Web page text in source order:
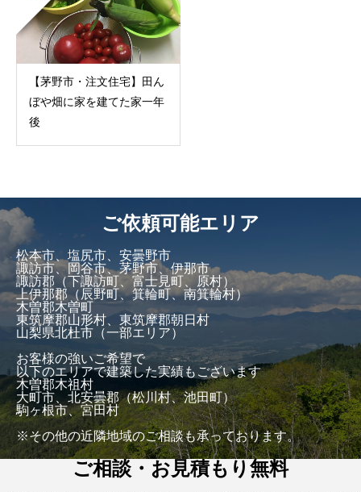
【茅野市・注文住宅】田ん
ぼや畑に家を建てた家一年
後
ご依頼可能エリア
松本市、塩尻市、安曇野市
諏訪市、岡谷市、茅野市、伊那市
諏訪郡（下諏訪町、富士見町、原村）
上伊那郡（辰野町、箕輪町、南箕輪村）
木曽郡木曽町
東筑摩郡山形村、東筑摩郡朝日村
山梨県北杜市（一部エリア）
お客様の強いご希望で
以下のエリアで建築した実績もございます
木曽郡木祖村
大町市、北安曇郡（松川村、池田町）
駒ヶ根市、宮田村
※その他の近隣地域のご相談も承っております。
ご相談・お見積もり無料